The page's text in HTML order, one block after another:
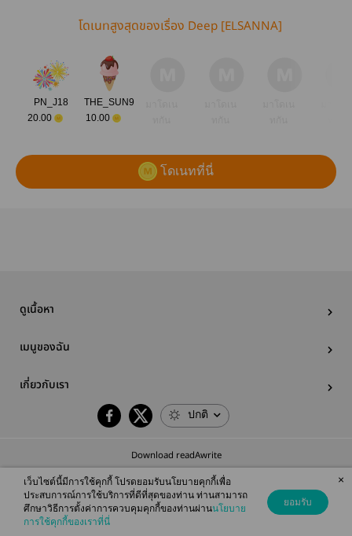
โดเนทสูงสุดของเรื่อง Deep [ELSANNA]
PN_J18
20.00
THE_SUN9
10.00
โดเนทที่นี่
ดูเนื้อหา
เมนูของฉัน
เกี่ยวกับเรา
ปกติ
Download readAwrite
© 2026 readAwrite.com by MEB Corporation Public Company Limited
This site is protected by reCAPTCHA and the Google
เว็บไซต์นี้มีการใช้คุกกี้ โปรดยอมรับนโยบายคุกกี้เพื่อ
ประสบการณ์การใช้บริการที่ดีที่สุดของท่าน ท่านสามารถ
ศึกษาวิธีการตั้งค่าการควบคุมคุกกี้ของท่านผ่านนโยบาย
การใช้คุกกี้ของเราที่นี่
ยอมรับ
×